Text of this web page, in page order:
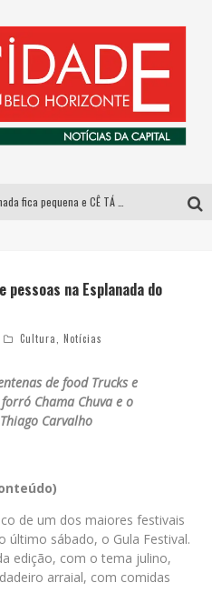
pessoas na Esplanada do
Cultura Notícias
de food Trucks e
Chama Chuva e o
Carvalho
de um dos maiores festivais
último sábado, o Gula Festival.
edição, com o tema julino,
arraial, com comidas